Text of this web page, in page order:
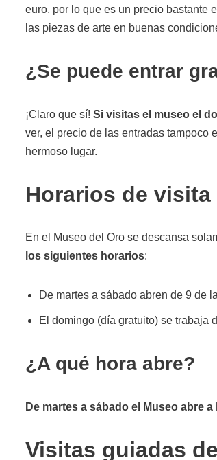
euro, por lo que es un precio bastante
las piezas de arte en buenas
¿Se puede entrar
¡Claro que sí! Si visitas el museo el
ver, el precio de las entradas tampoco
hermoso lugar.
Horarios de
En el Museo del Oro se descansa
los siguientes horarios:
De martes a sábado abren de 9 de
El domingo (día gratuito) se trabaja
¿A qué hora abre?
De martes a sábado el Museo abre
Visitas guiadas